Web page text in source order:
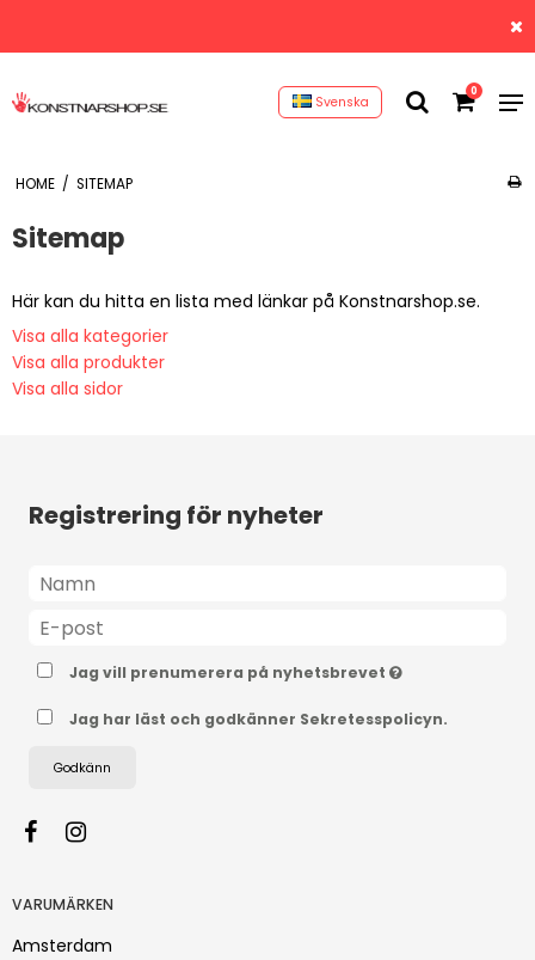
Svenska
0
HOME / SITEMAP
Sitemap
Här kan du hitta en lista med länkar på Konstnarshop.se.
Visa alla kategorier
Visa alla produkter
Visa alla sidor
Registrering för nyheter
Jag vill prenumerera på nyhetsbrevet
Jag har läst och godkänner Sekretesspolicyn.
Godkänn
VARUMÄRKEN
Amsterdam